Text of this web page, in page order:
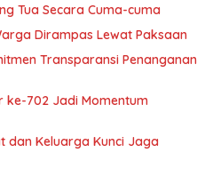
Tua Secara Cuma-cuma
Dirampas Lewat Paksaan
Transparansi Penanganan
ke-702 Jadi Momentum
dan Keluarga Kunci Jaga